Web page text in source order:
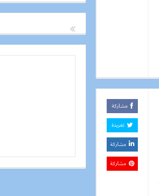
مشاركة
تغريدة
مشاركة
مشاركة